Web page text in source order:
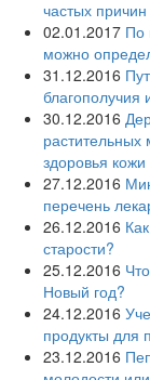
частых
02.01.2017 По
можно
31.12.2016
благополучия
30.12.2016
растительных
здоровья кожи
27.12.2016
перечень
26.12.2016
старости?
25.12.2016
Новый год?
24.12.2016
продукты для
23.12.2016